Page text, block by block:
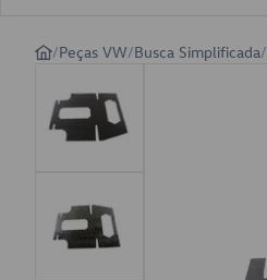
/Peças VW/Busca Simplificada/